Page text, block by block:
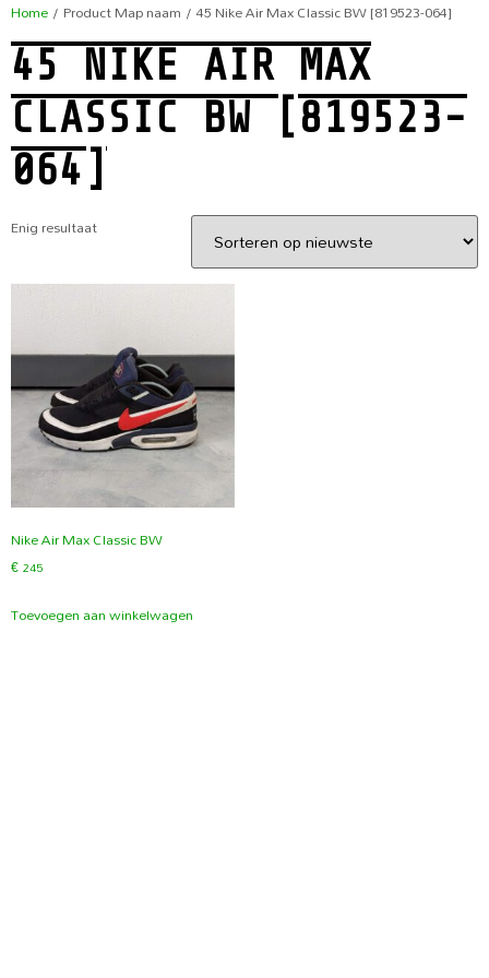
Home/ Product Map naam / 45 Nike Air Max Classic BW [819523-064]
45 NIKE AIR MAX
CLASSIC BW [819523-
064]
Enig resultaat
Nike Air Max Classic BW
€245
Toevoegen aan winkelwagen